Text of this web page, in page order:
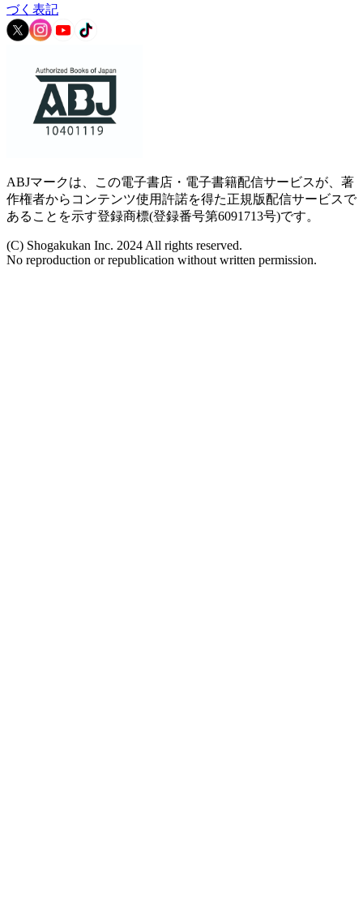
づく表記
ABJマークは、この電子書店・電子書籍配信サービスが、著
作権者からコンテンツ使用許諾を得た正規版配信サービスで
あることを示す登録商標(登録番号第6091713号)です。
(C) Shogakukan Inc. 2024 All rights reserved.
No reproduction or republication without written permission.